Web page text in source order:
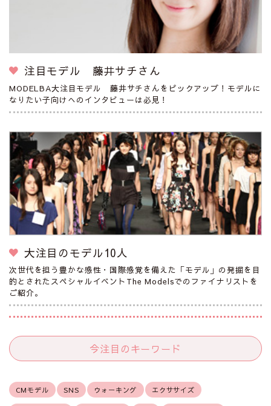
注目モデル 藤井サチさん
MODELBA大注目モデル 藤井サチさんをピックアップ！モデルに
なりたい子向けへのインタビューは必見！
大注目のモデル10人
次世代を担う豊かな感性・国際感覚を備えた「モデル」の発掘を目
的とされたスペシャルイベントThe Modelsでのファイナリストを
ご紹介。
今注目のキーワード
CMモデル SNS ウォーキング エクササイズ